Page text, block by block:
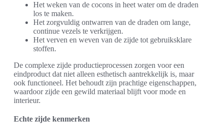
Het weken van de cocons in heet water om de draden
los te maken.
Het zorgvuldig ontwarren van de draden om lange,
continue vezels te verkrijgen.
Het verven en weven van de zijde tot gebruiksklare
stoffen.
De complexe zijde productieprocessen zorgen voor een
eindproduct dat niet alleen esthetisch aantrekkelijk is, maar
ook functioneel. Het behoudt zijn prachtige eigenschappen,
waardoor zijde een gewild materiaal blijft voor mode en
interieur.
Echte zijde kenmerken